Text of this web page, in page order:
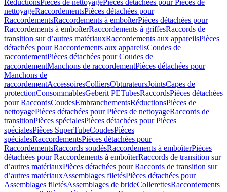
RéductionsPièces de nettoyagePièces détachées pour Pièces de
nettoyageRaccordementsPièces détachées pour
RaccordementsRaccordements à emboîterPièces détachées pour
Raccordements à emboîterRaccordements à griffesRaccords de
transition sur d’autres matériauxRaccordements aux appareilsPièces
détachées pour Raccordements aux appareilsCoudes de
raccordementPièces détachées pour Coudes de
raccordementManchons de raccordementPièces détachées pour
Manchons de
raccordementAccessoiresColliersObturateursJointsCapes de
protectionConsommablesGeberit PETubesRaccordsPièces détachées
pour RaccordsCoudesEmbranchementsRéductionsPièces de
nettoyagePièces détachées pour Pièces de nettoyageRaccords de
transitionPièces spécialesPièces détachées pour Pièces
spécialesPièces SuperTubeCoudesPièces
spécialesRaccordementsPièces détachées pour
RaccordementsRaccords soudésRaccordements à emboîterPièces
détachées pour Raccordements à emboîterRaccords de transition sur
d’autres matériauxPièces détachées pour Raccords de transition sur
d’autres matériauxAssemblages filetésPièces détachées pour
Assemblages filetésAssemblages de brideCollerettesRaccordements